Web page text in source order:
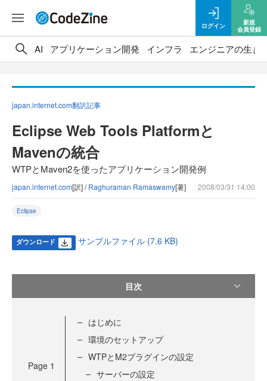
ログイン
新規
会員登録
AI アプリケーション開発 インフラ エンジニアの生き
japan.internet.com翻訳記事
Eclipse Web Tools Platformと
Mavenの統合
WTPとMaven2を使ったアプリケーション開発例
japan.internet.com[訳] /Raghuraman Ramaswamy[著] 2008/03/31 14:00
Eclipse
ダウンロード サンプルファイル (7.6 KB)
目次
Page 1
はじめに
環境のセットアップ
WTPとM2プラグインの設定
サーバーの設定